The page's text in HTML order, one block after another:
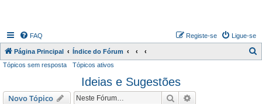
FAQ Ligue-se
Registe-se
Página Principal Índice do Fórum
Tópicos sem resposta Tópicos ativos
Ideias e Sugestões
Novo Tópico Pesquisar